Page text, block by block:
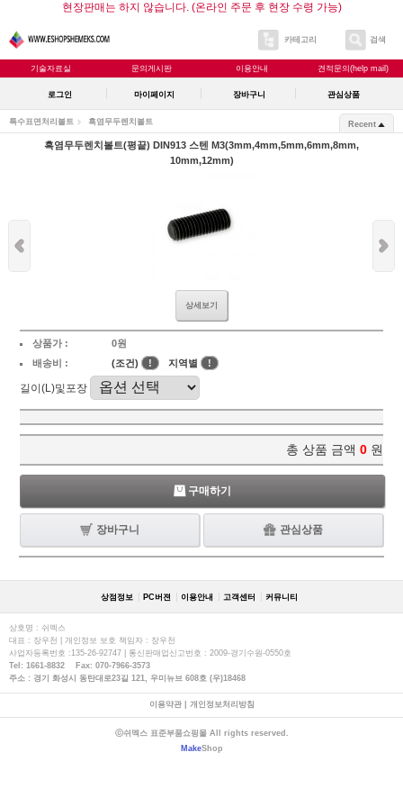
현장판매는 하지 않습니다. (온라인 주문 후 현장 수령 가능)
카테고리 검색
기술자료실 문의게시판 이용안내 견적문의(help mail)
로그인 마이페이지 장바구니 관심상품
특수표면처리볼트 흑염무두렌치볼트 Recent
흑염무두렌치볼트(평끝) DIN913 스텐 M3(3mm,4mm,5mm,6mm,8mm,
10mm,12mm)
상세보기
상품가 :
0원
배송비 :
(조건) ! 지역별 !
길이(L)및포장
총 상품 금액 0 원
구매하기
장바구니 관심상품
상점정보 PC버젼 이용안내 고객센터 커뮤니티
상호명 : 쉬멕스
대표 : 장우천 | 개인정보 보호 책임자 : 장우천
사업자등록번호 :135-26-92747 | 통신판매업신고번호 : 2009-경기수원-0550호
Tel: 1661-8832 Fax: 070-7966-3573
주소 : 경기 화성시 동탄대로23길 121, 우미뉴브 608호 (우)18468
이용약관| 개인정보처리방침
ⓒ쉬멕스 표준부품쇼핑몰 All rights reserved.
MakeShop